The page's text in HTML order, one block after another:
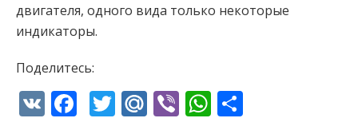
двигателя, одного вида только некоторые
индикаторы.
Поделитесь:
VK Facebook
Twitter
Mail.Ru
ViberWhatsApp